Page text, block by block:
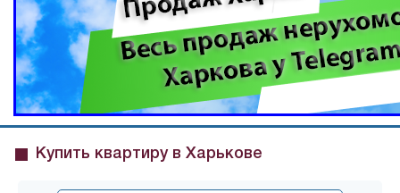
Купить квартиру в Харькове